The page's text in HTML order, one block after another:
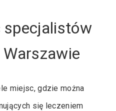
specjalistów
miejsc, gdzie można
się leczeniem